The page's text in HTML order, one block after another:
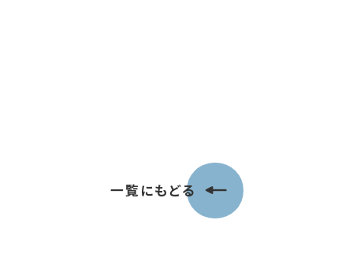
一覧にもどる